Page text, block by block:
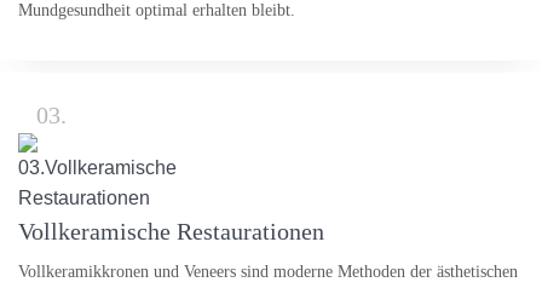
Mundgesundheit optimal erhalten bleibt.
03.
Vollkeramische Restaurationen
Vollkeramikkronen und Veneers sind moderne Methoden der ästhetischen